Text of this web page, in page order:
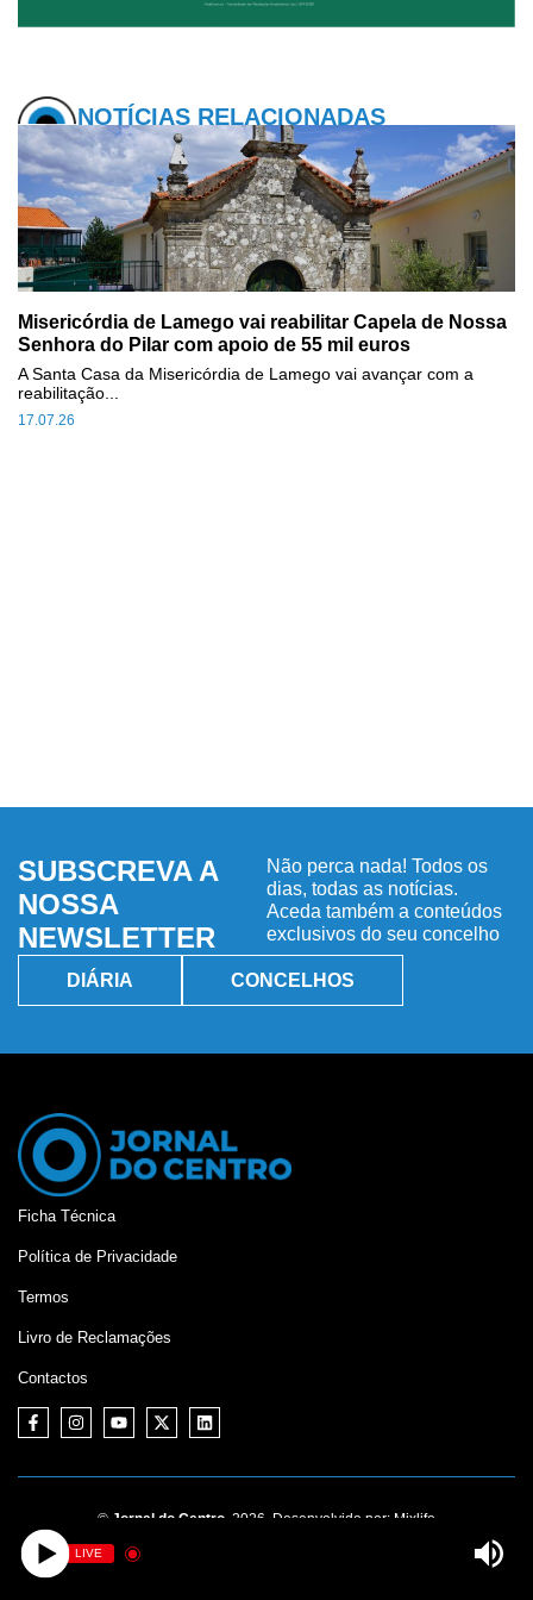
NOTÍCIAS RELACIONADAS
Misericórdia de Lamego vai reabilitar Capela de Nossa
Senhora do Pilar com apoio de 55 mil euros
17.07.26
A Santa Casa da Misericórdia de Lamego vai avançar com a
reabilitação...
SUBSCREVA A
NOSSA
NEWSLETTER
Não perca nada! Todos os
dias, todas as notícias.
Aceda também a conteúdos
exclusivos do seu concelho
DIÁRIA CONCELHOS
Ficha Técnica
Política de Privacidade
Termos
Livro de Reclamações
Contactos
© Jornal do Centro, 2026. Desenvolvido por: Mixlife
LIVE